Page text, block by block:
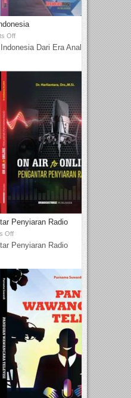
Off
Dari Era Analog
Penyiaran Radio
Off
Penyiaran Radio